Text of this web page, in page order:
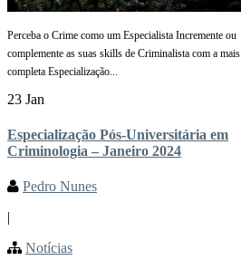
Perceba o Crime como um Especialista Incremente ou
complemente as suas skills de Criminalista com a mais
completa Especialização...
23 Jan
Especialização Pós-Universitária em
Criminologia – Janeiro 2024
Pedro Nunes
|
Notícias